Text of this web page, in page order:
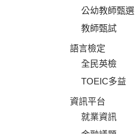
公幼教師甄選
教師甄試
語言檢定
全民英檢
TOEIC多益
資訊平台
就業資訊